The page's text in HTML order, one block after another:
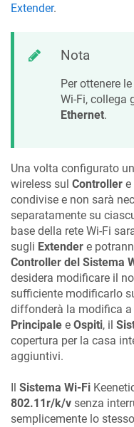
Extender.
Nota
Per ottenere
Wi-Fi, collega
Ethernet.
Una volta configurato un
wireless sul Controller e
condivise e non sarà
separatamente su
base della rete Wi-Fi
sugli Extender e
Controller del Sistema
desidera modificare il
sufficiente modificarlo
diffonderà la modifica
Principale e Ospiti, il
copertura per la casa
aggiuntivi.
Il Sistema Wi-Fi
802.11r/k/v senza
semplicemente lo